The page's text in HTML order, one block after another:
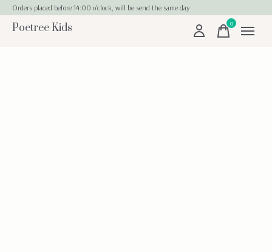
Orders placed before 14:00 o'clock, will be send the same day
Poetree Kids 0items